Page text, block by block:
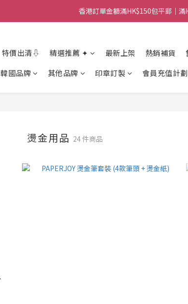
香港訂單金額滿HK$150包平郵｜
香港訂單金額滿HK$150包平郵｜
香港訂單金額滿HK$150包平郵｜
特價出清⇩ 精選推薦 ✦ 最新上架 熱銷補貨
韓國品牌 其他品牌 印章訂製 會員充值計劃
燙金用品 24 件商品